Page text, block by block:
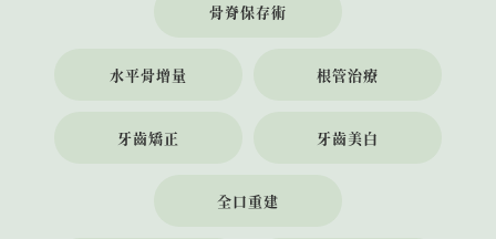
骨脊保存術
水平骨增量 根管治療
牙齒矯正 牙齒美白
全口重建